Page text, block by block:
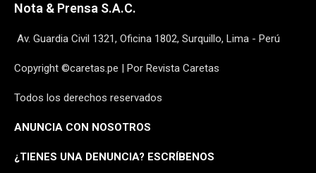
Nota & Prensa S.A.C.
Av. Guardia Civil 1321, Oficina 1802, Surquillo, Lima - Perú
Copyright ©caretas.pe | Por Revista Caretas
Todos los derechos reservados
ANUNCIA CON NOSOTROS
¿TIENES UNA DENUNCIA? ESCRÍBENOS